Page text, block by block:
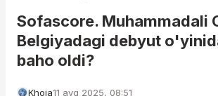
Sofascore. Muhammadali
Belgiyadagi debyut
baho oldi?
Khoja11 avg 2025, 08:51